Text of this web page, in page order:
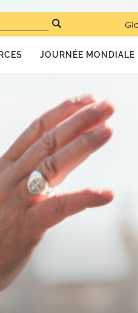
JOURNÉE MONDIALE